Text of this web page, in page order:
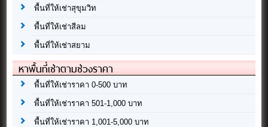
พื้นที่ให้เช่าสุขุมวิท
พื้นที่ให้เช่าสีลม
พื้นที่ให้เช่าสยาม
หาพื้นที่เช่าตามช่วงราคา
พื้นที่ให้เช่าราคา 0-500 บาท
พื้นที่ให้เช่าราคา 501-1,000 บาท
พื้นที่ให้เช่าราคา 1,001-5,000 บาท